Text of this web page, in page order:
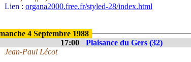
Lien : organa2000.free.fr/styled-28/index.html
4 Septembre 1988
17:00
Plaisance du Gers (32)
Jean-Paul Lécot